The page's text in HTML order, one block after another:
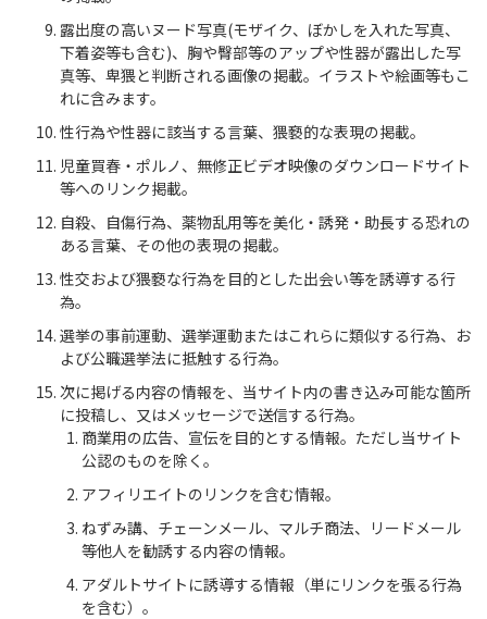
露出度の高いヌード写真(モザイク、ぼかしを入れた写真、
下着姿等も含む)、胸や臀部等のアップや性器が露出した写
真等、卑猥と判断される画像の掲載。イラストや絵画等もこ
れに含みます。
性行為や性器に該当する言葉、猥褻的な表現の掲載。
児童買春・ポルノ、無修正ビデオ映像のダウンロードサイト
等へのリンク掲載。
自殺、自傷行為、薬物乱用等を美化・誘発・助長する恐れの
ある言葉、その他の表現の掲載。
性交および猥褻な行為を目的とした出会い等を誘導する行
為。
選挙の事前運動、選挙運動またはこれらに類似する行為、お
よび公職選挙法に抵触する行為。
次に掲げる内容の情報を、当サイト内の書き込み可能な箇所
に投稿し、又はメッセージで送信する行為。
商業用の広告、宣伝を目的とする情報。ただし当サイト
公認のものを除く。
アフィリエイトのリンクを含む情報。
ねずみ講、チェーンメール、マルチ商法、リードメール
等他人を勧誘する内容の情報。
アダルトサイトに誘導する情報（単にリンクを張る行為
を含む）。